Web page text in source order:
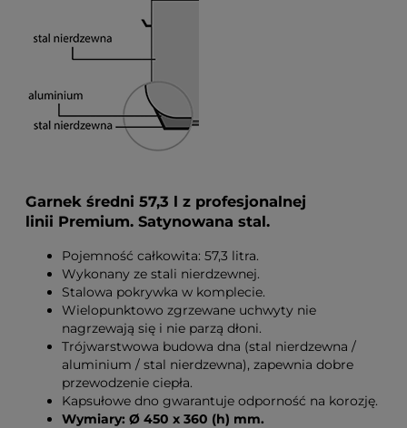
Garnek średni 57,3 l z profesjonalnej
linii Premium. Satynowana stal.
Pojemność całkowita: 57,3 litra.
Wykonany ze stali nierdzewnej.
Stalowa pokrywka w komplecie.
Wielopunktowo zgrzewane uchwyty nie
nagrzewają się i nie parzą dłoni.
Trójwarstwowa budowa dna (stal nierdzewna /
aluminium / stal nierdzewna), zapewnia dobre
przewodzenie ciepła.
Kapsułowe dno gwarantuje odporność na korozję.
Wymiary: Ø 450 x 360 (h) mm.